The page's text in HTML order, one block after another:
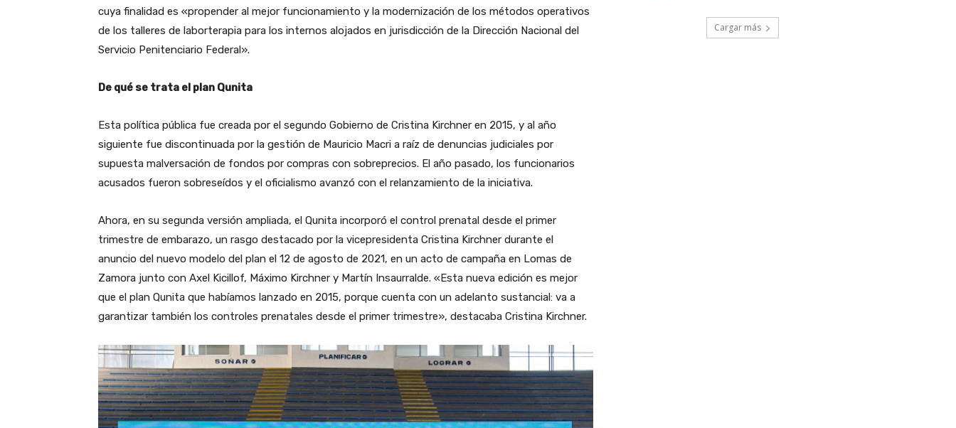
cuya finalidad es «propender al mejor funcionamiento y la modernización de los métodos operativos
de los talleres de laborterapia para los internos alojados en jurisdicción de la Dirección Nacional del
Servicio Penitenciario Federal».
De qué se trata el plan Qunita
Esta política pública fue creada por el segundo Gobierno de Cristina Kirchner en 2015, y al año
siguiente fue discontinuada por la gestión de Mauricio Macri a raíz de denuncias judiciales por
supuesta malversación de fondos por compras con sobreprecios. El año pasado, los funcionarios
acusados fueron sobreseídos y el oficialismo avanzó con el relanzamiento de la iniciativa.
Ahora, en su segunda versión ampliada, el Qunita incorporó el control prenatal desde el primer
trimestre de embarazo, un rasgo destacado por la vicepresidenta Cristina Kirchner durante el
anuncio del nuevo modelo del plan el 12 de agosto de 2021, en un acto de campaña en Lomas de
Zamora junto con Axel Kicillof, Máximo Kirchner y Martín Insaurralde. «Esta nueva edición es mejor
que el plan Qunita que habíamos lanzado en 2015, porque cuenta con un adelanto sustancial: va a
garantizar también los controles prenatales desde el primer trimestre», destacaba Cristina Kirchner.
Cargar más